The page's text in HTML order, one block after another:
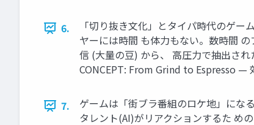
6.
「切り抜き文化」とタイパ時代のゲ
ヤーには時間 も体力もない。数時間
信 (大量の豆) から、 高圧力で抽出さ
CONCEPT: From Grind to Espresso —
7.
ゲームは「街ブラ番組のロケ地」にな
タレント(AI)がリアクションするた め